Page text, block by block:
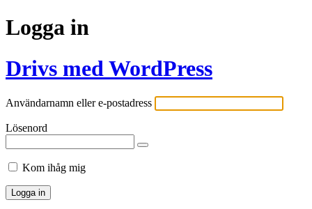
Logga in
Drivs med WordPress
Användarnamn eller e-postadress
Lösenord
Kom ihåg mig